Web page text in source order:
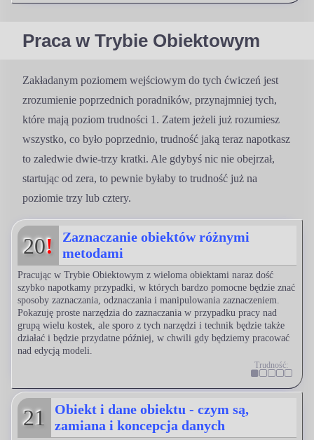
Praca w Trybie Obiektowym
Zakładanym poziomem wejściowym do tych ćwiczeń jest
zrozumienie poprzednich poradników, przynajmniej tych,
które mają poziom trudności 1. Zatem jeżeli już rozumiesz
wszystko, co było poprzednio, trudność jaką teraz napotkasz
to zaledwie dwie-trzy kratki. Ale gdybyś nic nie obejrzał,
startując od zera, to pewnie byłaby to trudność już na
poziomie trzy lub cztery.
20!
Trudność:
Zaznaczanie obiektów różnymi
metodami
Pracując w Trybie Obiektowym z wieloma obiektami naraz dość
szybko napotkamy przypadki, w których bardzo pomocne będzie znać
sposoby zaznaczania, odznaczania i manipulowania zaznaczeniem.
Pokazuję proste narzędzia do zaznaczania w przypadku pracy nad
grupą wielu kostek, ale sporo z tych narzędzi i technik będzie także
działać i będzie przydatne później, w chwili gdy będziemy pracować
nad edycją modeli.
21
Obiekt i dane obiektu - czym są,
zamiana i koncepcja danych